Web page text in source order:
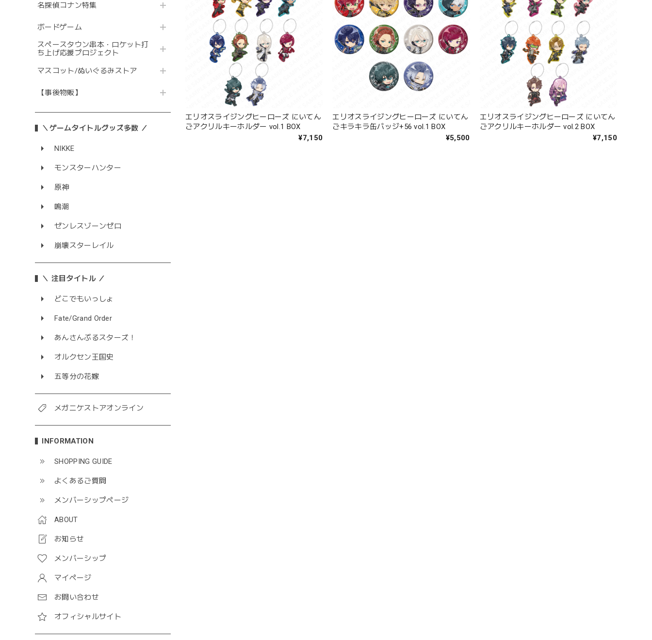
名探偵コナン特集
ボードゲーム
スペースタウン串本・ロケット打
ち上げ応援プロジェクト
マスコット/ぬいぐるみストア
【事後物販】
＼ゲームタイトルグッズ多数 ／
NIKKE
モンスターハンター
原神
鳴潮
ゼンレスゾーンゼロ
崩壊スターレイル
＼ 注目タイトル ／
どこでもいっしょ
Fate/Grand Order
あんさんぶるスターズ！
オルクセン王国史
五等分の花嫁
メガニケストアオンライン
INFORMATION
SHOPPING GUIDE
よくあるご質問
メンバーシップページ
ABOUT
お知らせ
メンバーシップ
マイページ
お問い合わせ
オフィシャルサイト
エリオスライジングヒーローズ にいてん
ごアクリルキーホルダー vol.1 BOX
¥7,150
エリオスライジングヒーローズ にいてん
ごキラキラ缶バッジ+56 vol.1 BOX
¥5,500
エリオスライジングヒーローズ にいてん
ごアクリルキーホルダー vol.2 BOX
¥7,150